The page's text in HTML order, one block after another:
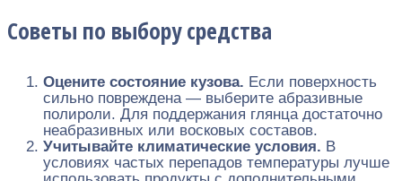
Советы по выбору средства
Оцените состояние кузова. Если поверхность
сильно повреждена — выберите абразивные
полироли. Для поддержания глянца достаточно
неабразивных или восковых составов.
Учитывайте климатические условия. В
условиях частых перепадов температуры лучше